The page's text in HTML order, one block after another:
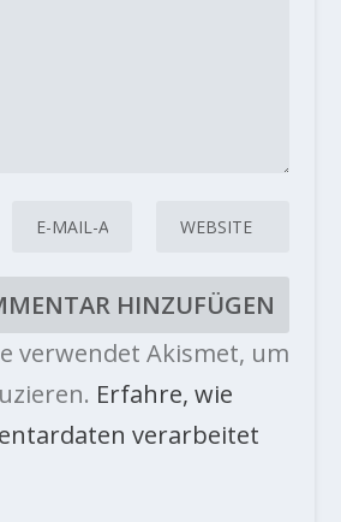
verwendet Akismet, um
Erfahre, wie
verarbeitet